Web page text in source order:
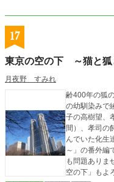
17
東京の空の下 ～猫と狐
月夜野 すみれ
齢400年の狐
の幼馴染みで
子の高樹望、
間）、孝司の
んでいた化生達の物語。 「東京
～」の番外編
も問題ありま
空の下」もよろしくお